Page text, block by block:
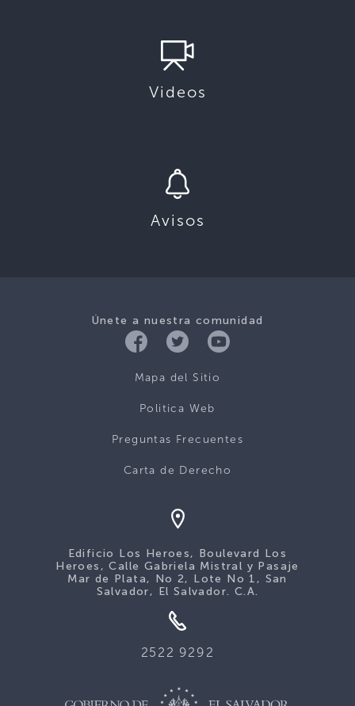
Videos
Avisos
Únete a nuestra comunidad
Mapa del Sitio
Politica Web
Preguntas Frecuentes
Carta de Derecho
Edificio Los Heroes, Boulevard Los
Heroes, Calle Gabriela Mistral y Pasaje
Mar de Plata, No 2, Lote No 1, San
Salvador, El Salvador. C.A.
2522 9292